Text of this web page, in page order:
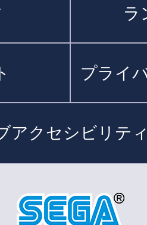
ラ
プライ
アクセシビリテ